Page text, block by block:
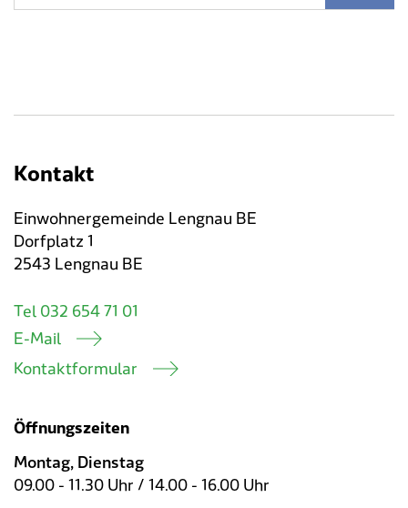
Kontakt
Einwohnergemeinde Lengnau BE
Dorfplatz 1
2543 Lengnau BE
Tel 032 654 71 01
E-Mail
Kontaktformular
Öffnungszeiten
Montag, Dienstag
09.00 - 11.30 Uhr / 14.00 - 16.00 Uhr